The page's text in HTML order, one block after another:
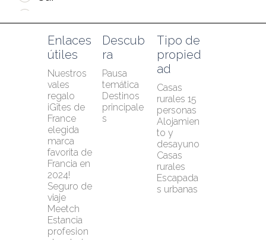
Enlaces
útiles
Nuestros
vales
regalo
¡Gîtes de
France
elegida
marca
favorita de
Francia en
2024!
Seguro de
viaje
Meetch
Estancia
profesion
Descub
ra
Pausa
temática
Destinos
principale
s
Tipo de
propied
ad
Casas
rurales 15
personas
Alojamien
to y
desayuno
Casas
rurales
Escapada
s urbanas